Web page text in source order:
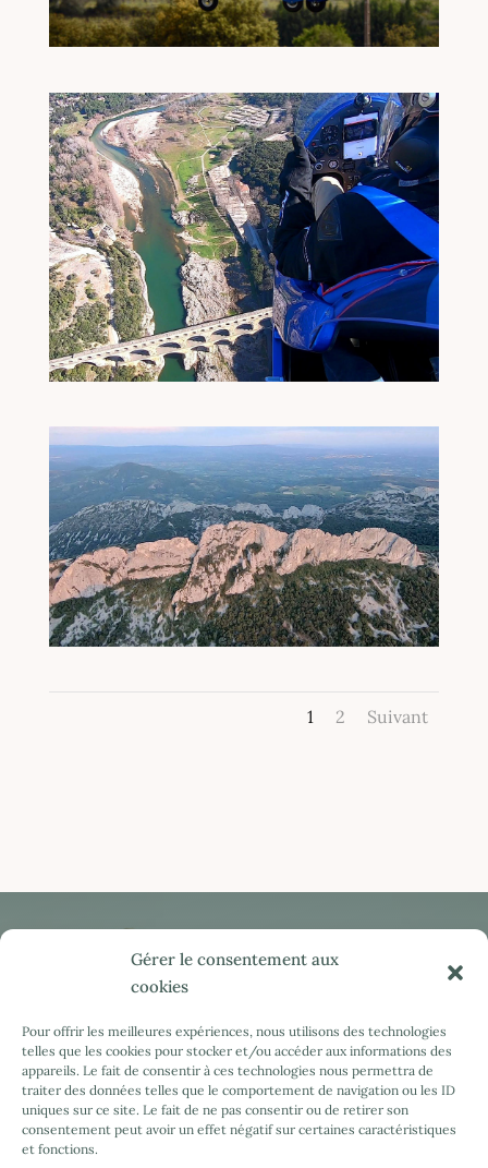
Gérer le consentement aux
cookies
Pour offrir les meilleures expériences, nous utilisons des technologies
telles que les cookies pour stocker et/ou accéder aux informations des
appareils. Le fait de consentir à ces technologies nous permettra de
traiter des données telles que le comportement de navigation ou les ID
uniques sur ce site. Le fait de ne pas consentir ou de retirer son
consentement peut avoir un effet négatif sur certaines caractéristiques
et fonctions.
1 2 Suivant
Vous souhaitez programmer un séjour en
conciergerie ?
Contactez-moi pour toute demande d'informations,
tarifs et disponibilités.